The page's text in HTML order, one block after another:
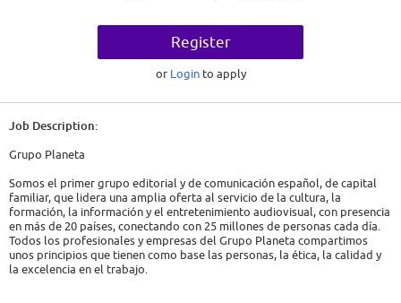
Register
or Loginto apply
Job Description:
Grupo Planeta
Somos el primer grupo editorial y de comunicación español, de capital
familiar, que lidera una amplia oferta al servicio de la cultura, la
formación, la información y el entretenimiento audiovisual, con presencia
en más de 20 países, conectando con 25 millones de personas cada día.
Todos los profesionales y empresas del Grupo Planeta compartimos
unos principios que tienen como base las personas, la ética, la calidad y
la excelencia en el trabajo.